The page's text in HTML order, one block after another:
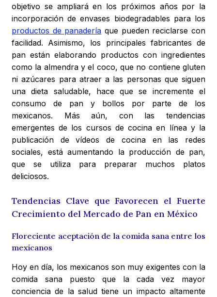
objetivo se ampliará en los próximos años por la
incorporación de envases biodegradables para los
productos de panadería que pueden reciclarse con
facilidad. Asimismo, los principales fabricantes de
pan están elaborando productos con ingredientes
como la almendra y el coco, que no contiene gluten
ni azúcares para atraer a las personas que siguen
una dieta saludable, hace que se incremente el
consumo de pan y bollos por parte de los
mexicanos. Más aún, con las tendencias
emergentes de los cursos de cocina en línea y la
publicación de vídeos de cocina en las redes
sociales, está aumentando la producción de pan,
que se utiliza para preparar muchos platos
deliciosos.
Tendencias Clave que Favorecen el Fuerte
Crecimiento del Mercado de Pan en México
Floreciente aceptación de la comida sana entre los
mexicanos
Hoy en día, los mexicanos son muy exigentes con la
comida sana puesto que la cada vez mayor
conciencia de la salud tiene un impacto altamente